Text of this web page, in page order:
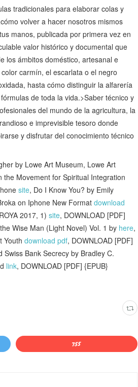
tradicionales para elaborar colas y
volver a hacer nosotros mismos
manos, publicada por primera vez en
valor histórico y documental que
los ámbitos doméstico, artesanal e
carmín, el escarlata o el negro
hasta cómo distinguir la alfarería
de toda la vida.>Saber técnico y
del mundo de la agricultura, la
e imprevisible tesoro donde
y disfrutar del conocimiento técnico
by Lowe Art Museum, Lowe Art
the Movement for Spiritual Integration
site, Do I Know You? by Emily
on Iphone New Format download
2017, 1) site, DOWNLOAD [PDF]
Wise Man (Light Novel) Vol. 1 by here,
Youth download pdf, DOWNLOAD [PDF]
Bank Secrecy by Bradley C.
link, DOWNLOAD [PDF] {EPUB}